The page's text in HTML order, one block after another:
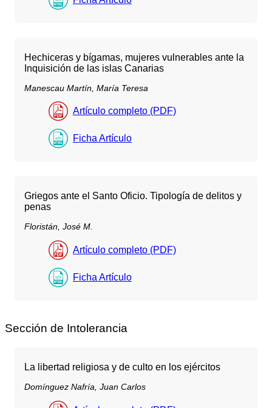
Hechiceras y bígamas, mujeres vulnerables ante la
Inquisición de las islas Canarias
Manescau Martín, María Teresa
Artículo completo (PDF)
Ficha Artículo
Griegos ante el Santo Oficio. Tipología de delitos y
penas
Floristán, José M.
Artículo completo (PDF)
Ficha Artículo
Sección de Intolerancia
La libertad religiosa y de culto en los ejércitos
Domínguez Nafría, Juan Carlos